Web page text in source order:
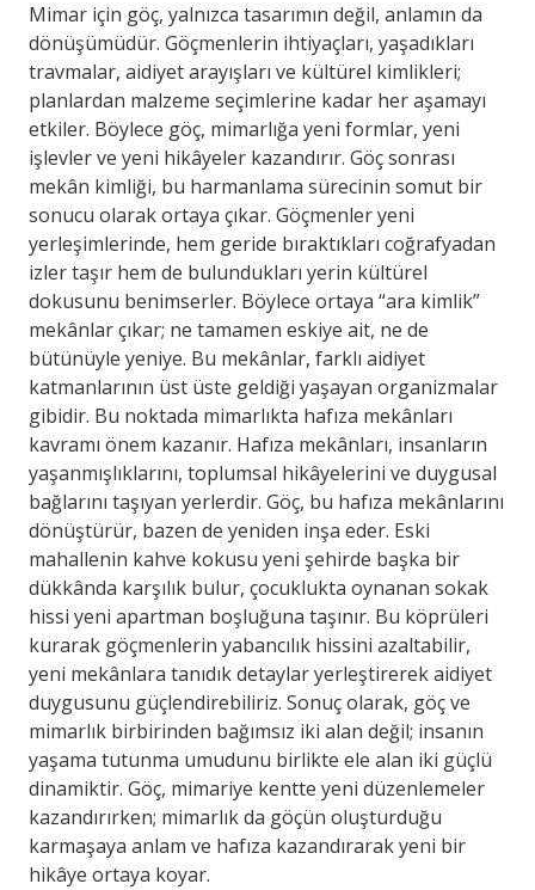
Mimar için göç, yalnızca tasarımın değil, anlamın da
dönüşümüdür. Göçmenlerin ihtiyaçları, yaşadıkları
travmalar, aidiyet arayışları ve kültürel kimlikleri;
planlardan malzeme seçimlerine kadar her aşamayı
etkiler. Böylece göç, mimarlığa yeni formlar, yeni
işlevler ve yeni hikâyeler kazandırır. Göç sonrası
mekân kimliği, bu harmanlama sürecinin somut bir
sonucu olarak ortaya çıkar. Göçmenler yeni
yerleşimlerinde, hem geride bıraktıkları coğrafyadan
izler taşır hem de bulundukları yerin kültürel
dokusunu benimserler. Böylece ortaya “ara kimlik”
mekânlar çıkar; ne tamamen eskiye ait, ne de
bütünüyle yeniye. Bu mekânlar, farklı aidiyet
katmanlarının üst üste geldiği yaşayan organizmalar
gibidir. Bu noktada mimarlıkta hafıza mekânları
kavramı önem kazanır. Hafıza mekânları, insanların
yaşanmışlıklarını, toplumsal hikâyelerini ve duygusal
bağlarını taşıyan yerlerdir. Göç, bu hafıza mekânlarını
dönüştürür, bazen de yeniden inşa eder. Eski
mahallenin kahve kokusu yeni şehirde başka bir
dükkânda karşılık bulur, çocuklukta oynanan sokak
hissi yeni apartman boşluğuna taşınır. Bu köprüleri
kurarak göçmenlerin yabancılık hissini azaltabilir,
yeni mekânlara tanıdık detaylar yerleştirerek aidiyet
duygusunu güçlendirebiliriz. Sonuç olarak, göç ve
mimarlık birbirinden bağımsız iki alan değil; insanın
yaşama tutunma umudunu birlikte ele alan iki güçlü
dinamiktir. Göç, mimariye kentte yeni düzenlemeler
kazandırırken; mimarlık da göçün oluşturduğu
karmaşaya anlam ve hafıza kazandırarak yeni bir
hikâye ortaya koyar.